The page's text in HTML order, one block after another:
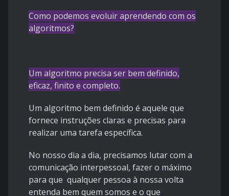
Como podemos evoluir aprendendo com os
algoritmos?
Um algoritmo precisa ser bem definido,
eficaz, finito e completo.
Um algoritmo bem definido é aquele que
fornece instruções claras e precisas para
realizar uma tarefa específica.
No nosso dia a dia, precisamos lutar com a
comunicação interpessoal, fazer o máximo
para que qualquer pessoa à nossa volta
entenda bem quem somos e o que